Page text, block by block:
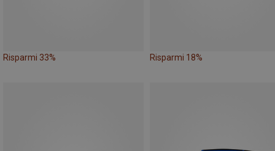
Risparmi 33% Risparmi 18%